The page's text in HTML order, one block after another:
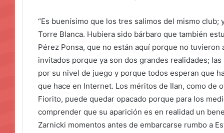
“Es buenísimo que los tres salimos del mismo club;
Torre Blanca. Hubiera sido bárbaro que también
Pérez Ponsa, que no están aquí porque no
invitados porque ya son dos grandes realidades;
por su nivel de juego y porque todos esperan que
que hace en Internet. Los méritos de Ilan, como de
Fiorito, puede quedar opacado porque para los
comprender que su aparición es en realidad un
Zarnicki momentos antes de embarcarse rumbo a